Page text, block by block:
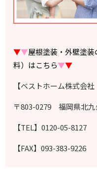
▼▼屋根塗装・外壁塗
料）はこちら▼▼
【ベストホーム株式会
〒803-0279 福岡県北
【TEL】0120-05-8127
【FAX】093-383-9226